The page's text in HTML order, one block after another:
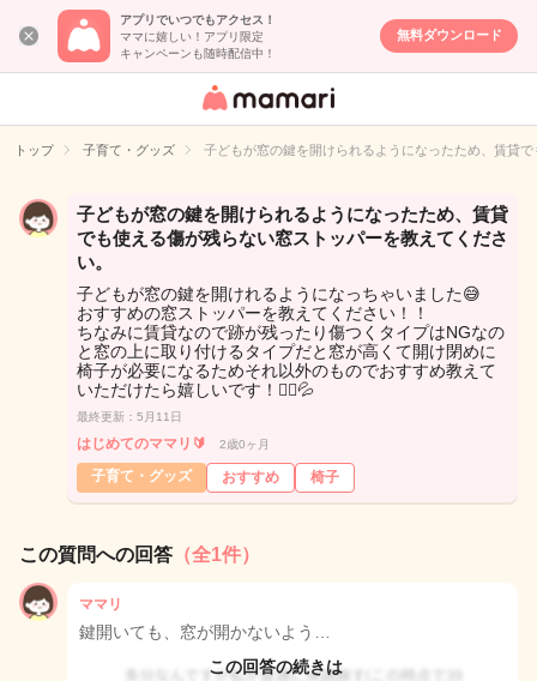
アプリでいつでもアクセス！
ママに嬉しい！アプリ限定
キャンペーンも随時配信中！
無料ダウンロード
女性専用匿名QA
イト
トップ 子育て・グッズ 子どもが窓の鍵を開けられるようになったため、賃貸
子どもが窓の鍵を開けられるようになったため、賃貸
でも使える傷が残らない窓ストッパーを教えてくださ
い。
子どもが窓の鍵を開けれるようになっちゃいました😅
おすすめの窓ストッパーを教えてください！！
ちなみに賃貸なので跡が残ったり傷つくタイプはNGなの
と窓の上に取り付けるタイプだと窓が高くて開け閉めに
椅子が必要になるためそれ以外のものでおすすめ教えて
いただけたら嬉しいです！🙇‍♀️💦
最終更新：5月11日
はじめてのママリ🔰 2歳0ヶ月
子育て・グッズ おすすめ 椅子
この質問への回答 （全1件）
ママリ
鍵開いても、窓が開かないよう…
この回答の続きは